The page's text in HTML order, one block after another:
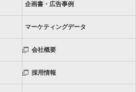
企画書・広告事例
マーケティングデータ
会社概要
採用情報